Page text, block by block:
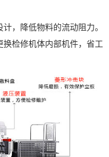
，降低物料的流动阻力。
检修机体内部机件，省工